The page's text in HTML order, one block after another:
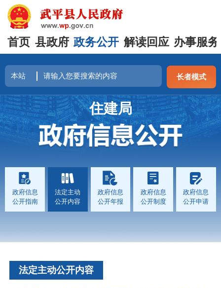
首页 县政府 政务公开 解读回应 办事服务
长者模式
住建局
政府信息
公开指南
法定主动
公开内容
政府信息
公开年报
政府信息
公开制度
政府信息
公开申请
法定主动公开内容